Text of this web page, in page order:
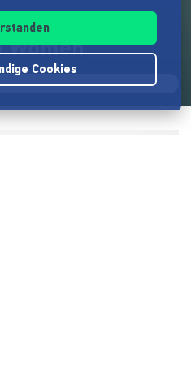
Women
Cookies